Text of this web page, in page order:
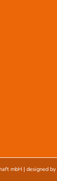
mbH | designed by